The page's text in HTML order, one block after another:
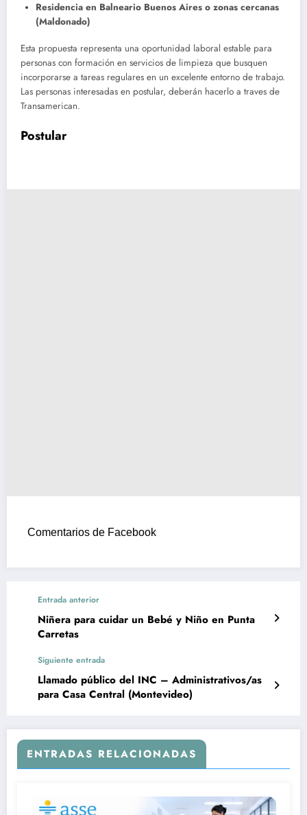
Residencia en Balneario Buenos Aires o zonas cercanas
(Maldonado)
Esta propuesta representa una oportunidad laboral estable para
personas con formación en servicios de limpieza que busquen
incorporarse a tareas regulares en un excelente entorno de trabajo.
Las personas interesadas en postular, deberán hacerlo a traves de
Transamerican.
Postular
Comentarios de Facebook
Entrada anterior
Niñera para cuidar un Bebé y Niño en Punta
Carretas
Siguiente entrada
Llamado público del INC – Administrativos/as
para Casa Central (Montevideo)
ENTRADAS RELACIONADAS